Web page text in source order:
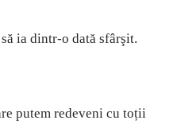
ia dintr-o dată sfârşit.
putem redeveni cu toții